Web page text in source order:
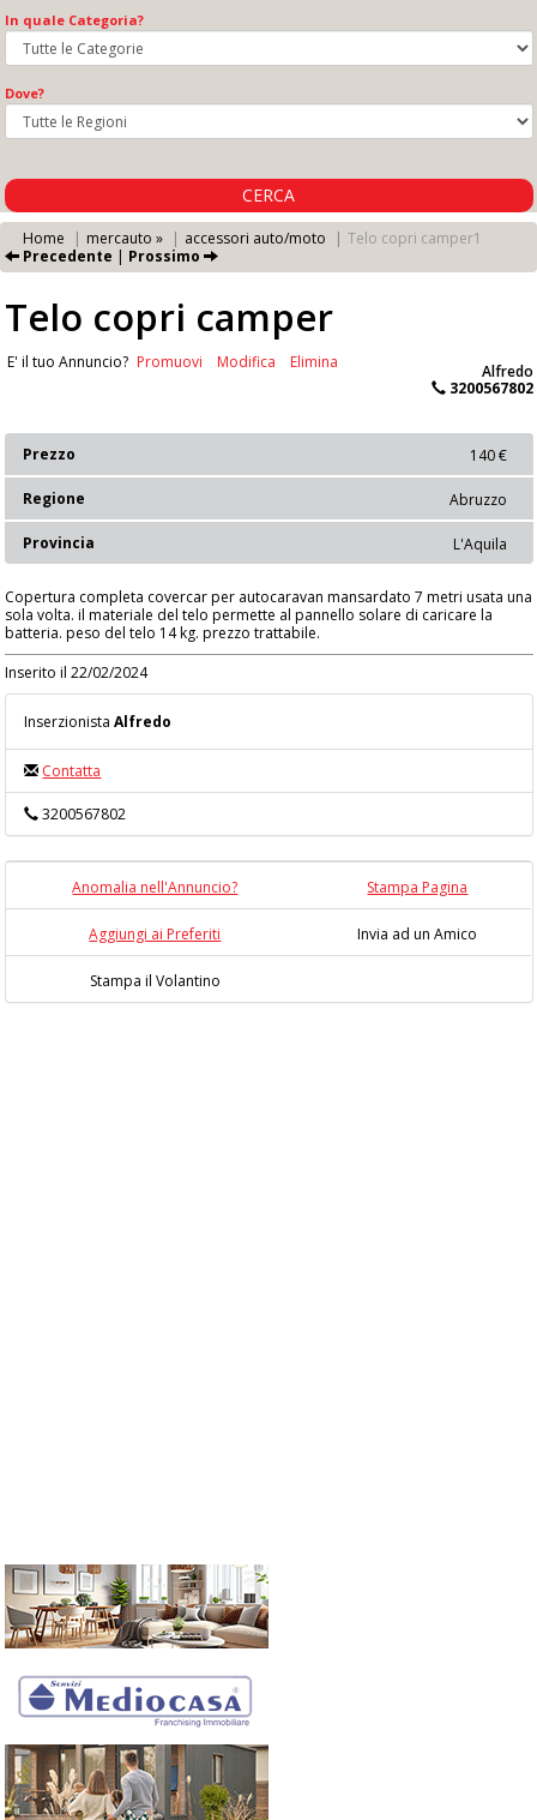
In quale Categoria?
Dove?
CERCA
Home mercauto » accessori auto/moto
Telo copri camper1
Precedente | Prossimo
Telo copri camper
Alfredo
3200567802
E' il tuo Annuncio? Promuovi Modifica Elimina
140 €
Prezzo
Abruzzo
Regione
L'Aquila
Provincia
Copertura completa covercar per autocaravan mansardato 7 metri usata una
sola volta. il materiale del telo permette al pannello solare di caricare la
batteria. peso del telo 14 kg. prezzo trattabile.
Inserito il 22/02/2024
InserzionistaAlfredo
Contatta
3200567802
Anomalia nell'Annuncio? Stampa Pagina
Aggiungi ai Preferiti Invia ad un Amico
Stampa il Volantino